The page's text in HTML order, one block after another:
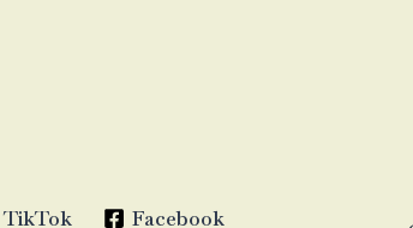
TikTok Facebook